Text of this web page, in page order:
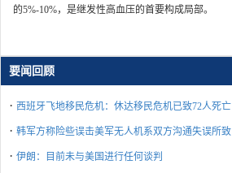
的5%-10%，是继发性高血压的首要构成局部。
要闻回顾
· 西班牙飞地移民危机：休达移民危机已致72人死亡
· 韩军方称险些误击美军无人机系双方沟通失误所致
· 伊朗：目前未与美国进行任何谈判